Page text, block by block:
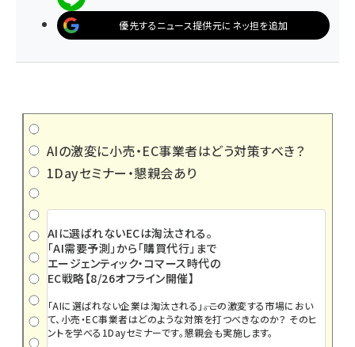
優先するニュース提供元にネッ担を追加
AIの激変に小売・EC事業者はどう対策すべき？
1Dayセミナー・懇親会あり
AIに選ばれないECは淘汰される。
「AI需要予測」から「購買代行」まで
エージェンティック・コマース時代の
EC戦略【8/26オフライン開催】
「AIに選ばれない企業は淘汰される」――。この激変する市場におい
て、小売・EC事業者はどのような対策を打つべきなのか？ そのヒ
ントを学べる1Dayセミナーです。懇親会も実施します。